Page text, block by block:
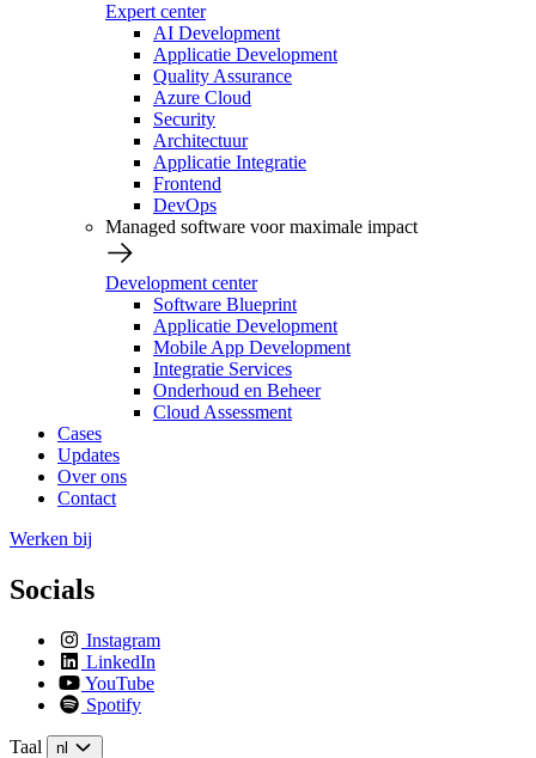
Expert center
AI Development
Applicatie Development
Quality Assurance
Azure Cloud
Security
Architectuur
Applicatie Integratie
Frontend
DevOps
Managed software voor maximale impact
Development center
Software Blueprint
Applicatie Development
Mobile App Development
Integratie Services
Onderhoud en Beheer
Cloud Assessment
Cases
Updates
Over ons
Contact
Werken bij
Socials
Instagram
LinkedIn
YouTube
Spotify
Taal nl